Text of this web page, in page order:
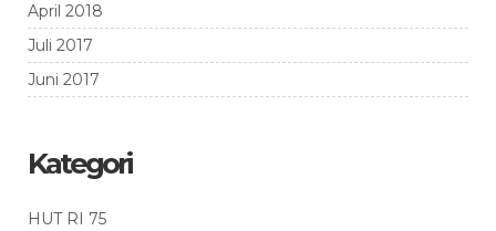
April 2018
Juli 2017
Juni 2017
Kategori
HUT RI 75